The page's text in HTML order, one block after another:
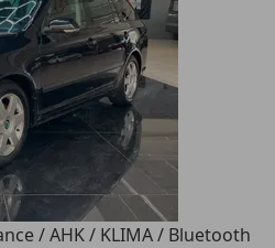
/ AHK / KLIMA / Bluetooth